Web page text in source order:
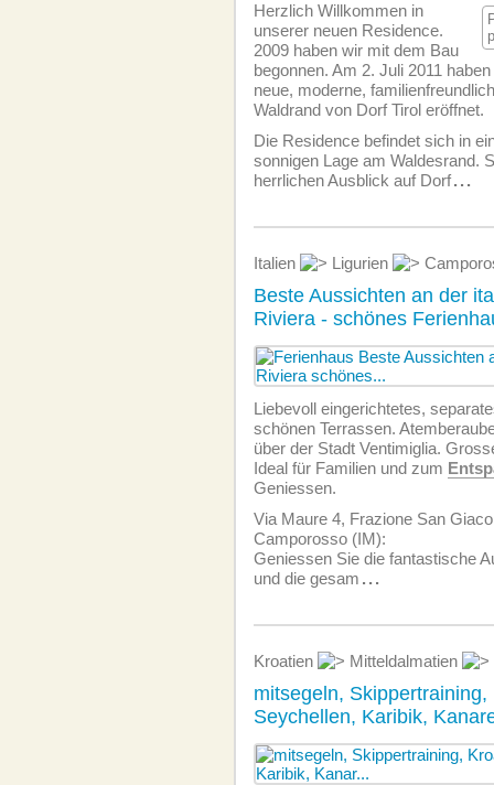
Herzlich Willkommen in
unserer neuen Residence.
2009 haben wir mit dem Bau
begonnen. Am 2. Juli 2011
neue, moderne,
Waldrand von Dorf Tirol eröffnet.
Die Residence befindet sich in
sonnigen Lage am Waldesrand.
herrlichen Ausblick auf Dorf...
Italien Ligurien
Beste Aussichten an der
Riviera - schönes
Liebevoll eingerichtetes,
schönen Terrassen.
über der Stadt Ventimiglia.
Ideal für Familien und zum
Geniessen.
Via Maure 4, Frazione San
Camporosso (IM):
Geniessen Sie die fantastische
und die gesam ...
Kroatien Mitteldalmatien
mitsegeln, Skippertraining,
Seychellen, Karibik,